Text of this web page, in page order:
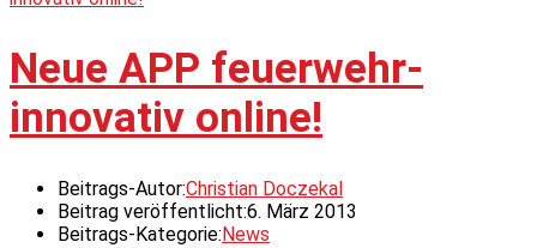
Neue APP feuerwehr-
innovativ online!
Beitrags-Autor:Christian Doczekal
Beitrag veröffentlicht:6. März 2013
Beitrags-Kategorie: News